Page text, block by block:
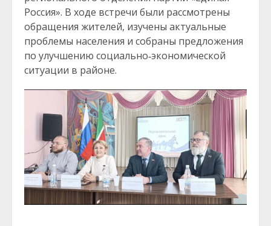
Россия». В ходе встречи были рассмотрены
обращения жителей, изучены актуальные
проблемы населения и собраны предложения
по улучшению социально‑экономической
ситуации в районе.